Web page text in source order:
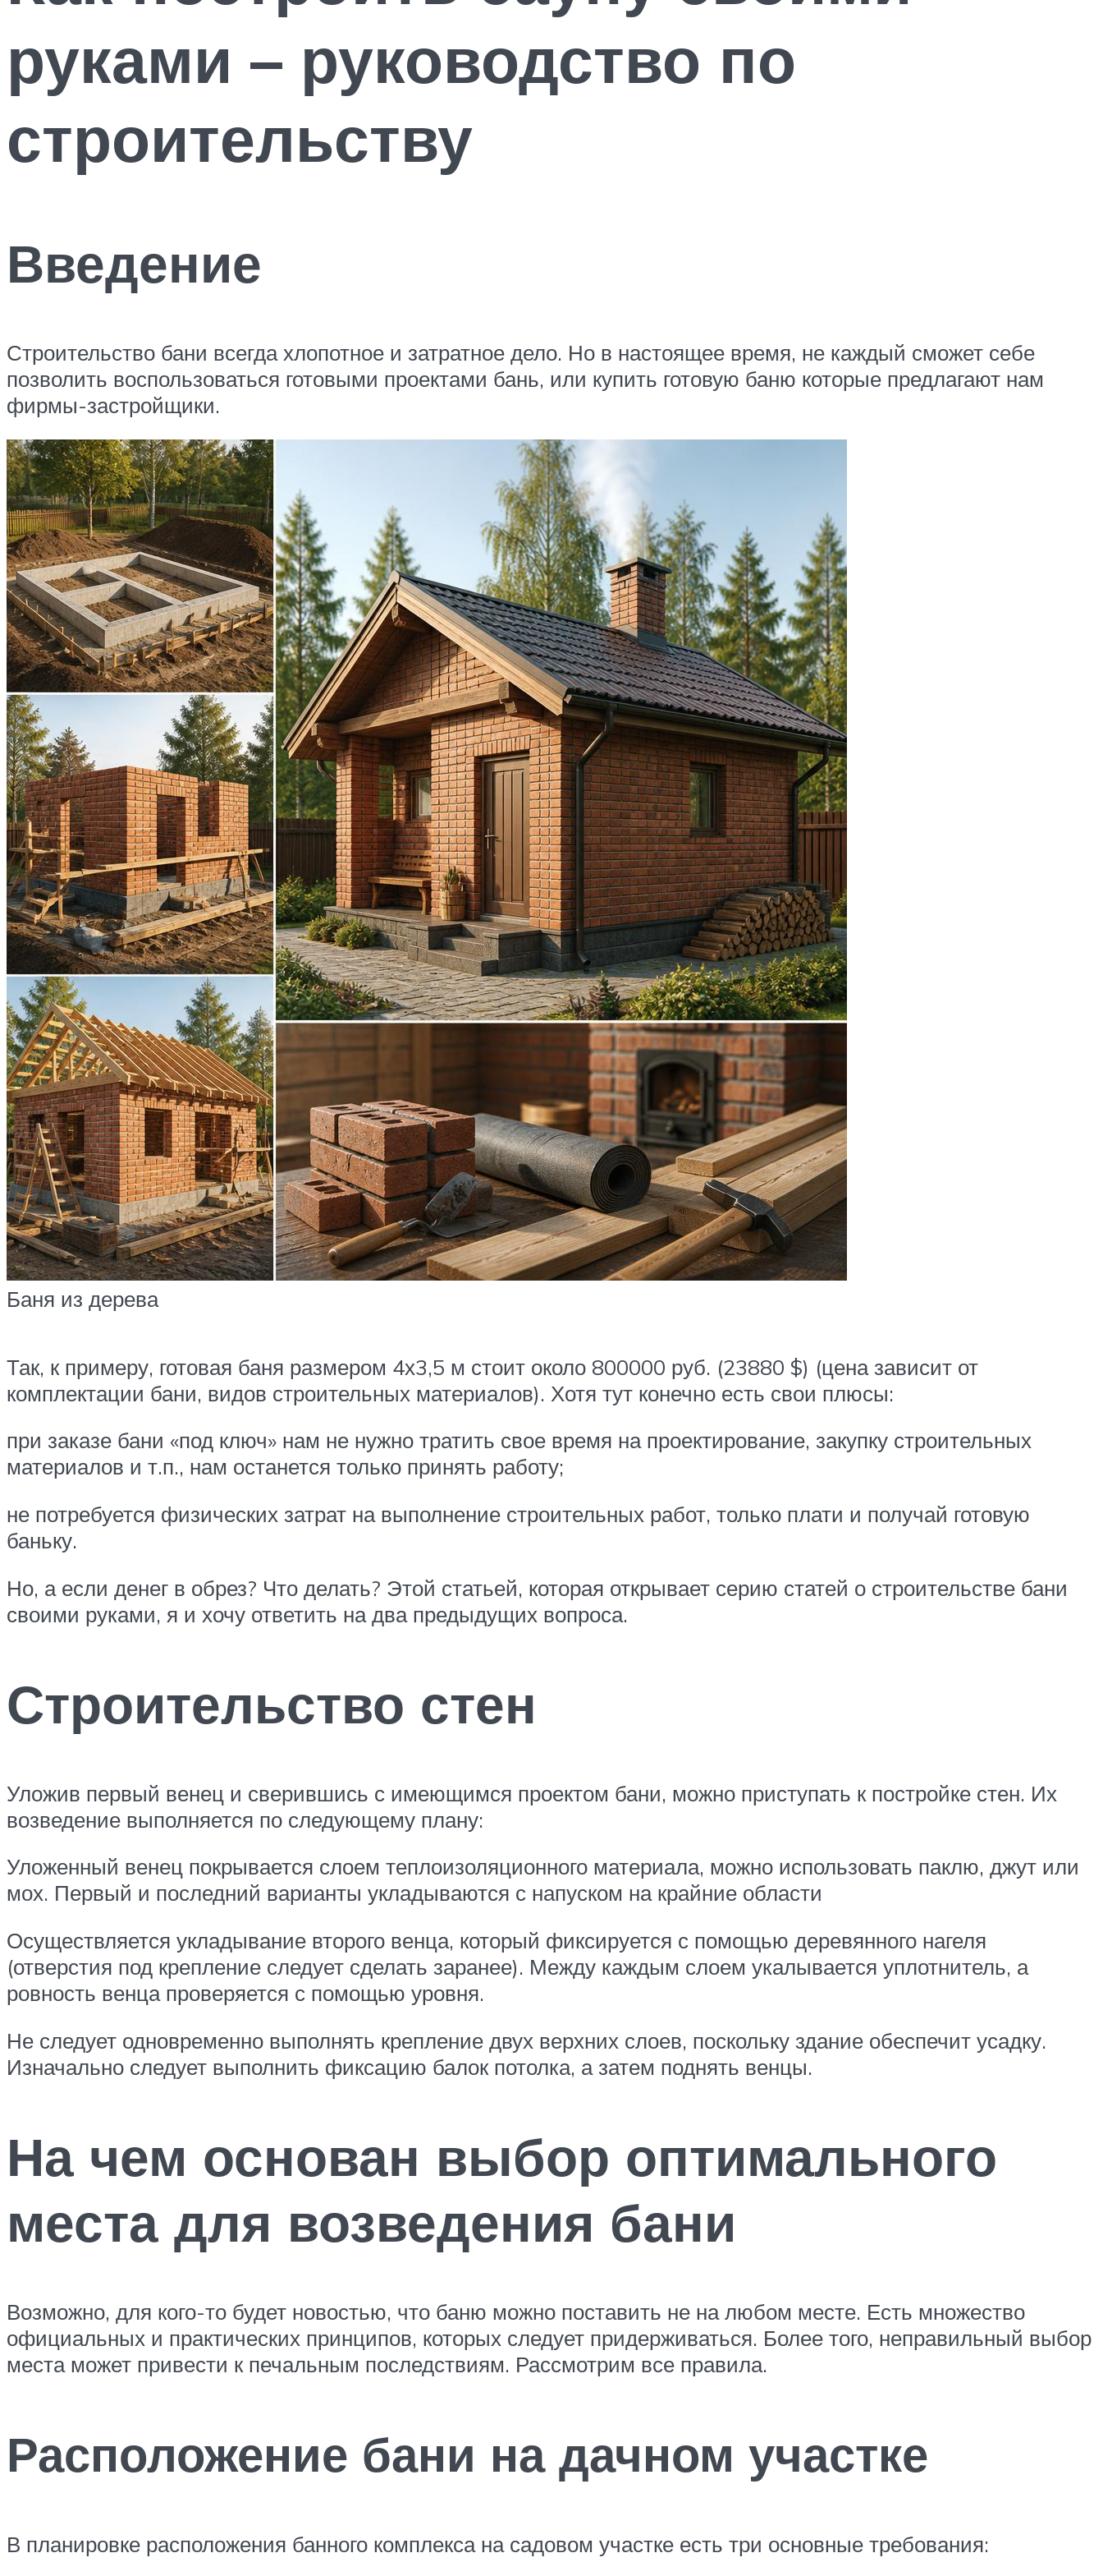
руками – руководство по
строительству
Введение
Строительство бани всегда хлопотное и затратное дело. Но в настоящее время, не каждый сможет себе
позволить воспользоваться готовыми проектами бань, или купить готовую баню которые предлагают нам
фирмы-застройщики.
Баня из дерева
Так, к примеру, готовая баня размером 4х3,5 м стоит около 800000 руб. (23880 $) (цена зависит от
комплектации бани, видов строительных материалов). Хотя тут конечно есть свои плюсы:
при заказе бани «под ключ» нам не нужно тратить свое время на проектирование, закупку строительных
материалов и т.п., нам останется только принять работу;
не потребуется физических затрат на выполнение строительных работ, только плати и получай готовую
баньку.
Но, а если денег в обрез? Что делать? Этой статьей, которая открывает серию статей о строительстве бани
своими руками, я и хочу ответить на два предыдущих вопроса.
Строительство стен
Уложив первый венец и сверившись с имеющимся проектом бани, можно приступать к постройке стен. Их
возведение выполняется по следующему плану:
Уложенный венец покрывается слоем теплоизоляционного материала, можно использовать паклю, джут или
мох. Первый и последний варианты укладываются с напуском на крайние области
Осуществляется укладывание второго венца, который фиксируется с помощью деревянного нагеля
(отверстия под крепление следует сделать заранее). Между каждым слоем укалывается уплотнитель, а
ровность венца проверяется с помощью уровня.
Не следует одновременно выполнять крепление двух верхних слоев, поскольку здание обеспечит усадку.
Изначально следует выполнить фиксацию балок потолка, а затем поднять венцы.
На чем основан выбор оптимального
места для возведения бани
Возможно, для кого-то будет новостью, что баню можно поставить не на любом месте. Есть множество
официальных и практических принципов, которых следует придерживаться. Более того, неправильный выбор
места может привести к печальным последствиям. Рассмотрим все правила.
Расположение бани на дачном участке
В планировке расположения банного комплекса на садовом участке есть три основные требования: